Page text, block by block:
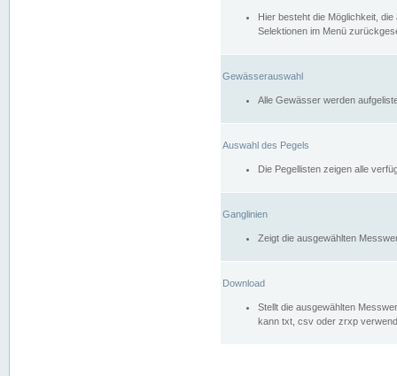
Hier besteht die Möglichkeit,
Selektionen im Menü
Gewässerauswahl
Alle Gewässer werden
Auswahl des Pegels
Die Pegellisten zeigen alle
Ganglinien
Zeigt die ausgewählten
Download
Stellt die ausgewählten
kann txt, csv oder zrxp